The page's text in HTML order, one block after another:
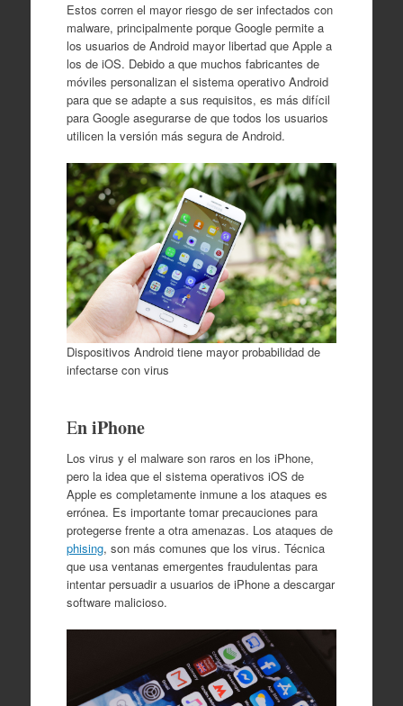
Estos corren el mayor riesgo de ser infectados con
malware, principalmente porque Google permite a
los usuarios de Android mayor libertad que Apple a
los de iOS. Debido a que muchos fabricantes de
móviles personalizan el sistema operativo Android
para que se adapte a sus requisitos, es más difícil
para Google asegurarse de que todos los usuarios
utilicen la versión más segura de Android.
Dispositivos Android tiene mayor probabilidad de
infectarse con virus
En iPhone
Los virus y el malware son raros en los iPhone,
pero la idea que el sistema operativos iOS de
Apple es completamente inmune a los ataques es
errónea. Es importante tomar precauciones para
protegerse frente a otra amenazas. Los ataques de
phising, son más comunes que los virus. Técnica
que usa ventanas emergentes fraudulentas para
intentar persuadir a usuarios de iPhone a descargar
software malicioso.